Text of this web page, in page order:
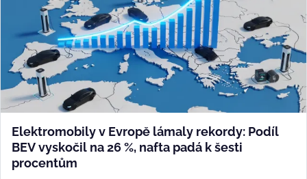
Elektromobily v Evropě lámaly rekordy: Podíl
BEV vyskočil na 26 %, nafta padá k šesti
procentům